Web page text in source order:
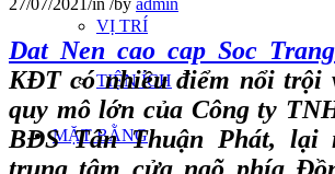
VỊ TRÍ
TIỆN ÍCH
MẶT BẰNG
Dat Nen cao cap Soc Trang
KĐT có nhiều điểm nổi trội
quy mô lớn của Công ty
BĐS Tân Thuận Phát,
trung tâm cửa ngõ phía